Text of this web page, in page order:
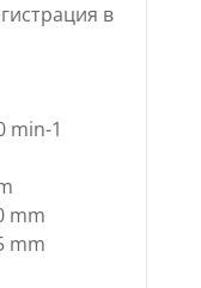
в
min-1
mm
mm